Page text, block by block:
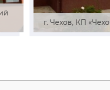
г. Чехов, КП